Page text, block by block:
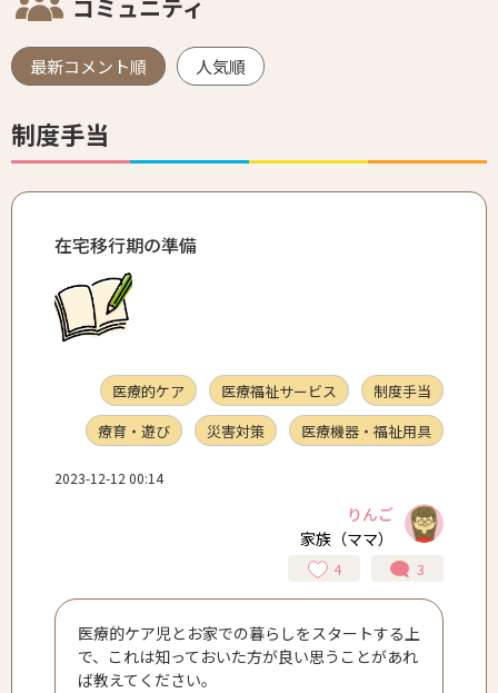
コミュニティ
最新コメント順 人気順
制度手当
在宅移行期の準備
医療的ケア 医療福祉サービス
制度手当
療育・遊び
災害対策 医療機器・福祉用具
2023-12-12 00:14
りんご
家族（ママ）
4 3
医療的ケア児とお家での暮らしをスタートする上
で、これは知っておいた方が良い思うことがあれ
ば教えてください。